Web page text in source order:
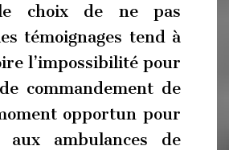
le choix de ne pas
témoignages tend à
l’impossibilité pour
commandement de
opportun pour
aux ambulances de